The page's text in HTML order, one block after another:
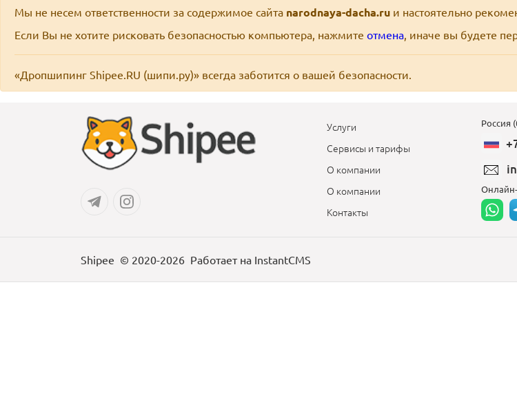
Мы не несем ответственности за содержимое сайта narodnaya-dacha.ru и настоятельно
Если Вы не хотите рисковать безопасностью компьютера, нажмите отмена, иначе вы будете
«Дропшипинг Shipee.RU (шипи.ру)» всегда заботится о вашей безопасности.
Услуги
Сервисы и тарифы
О компании
О компании
Контакты
Россия
Shipee © 2020-2026 Работает на InstantCMS